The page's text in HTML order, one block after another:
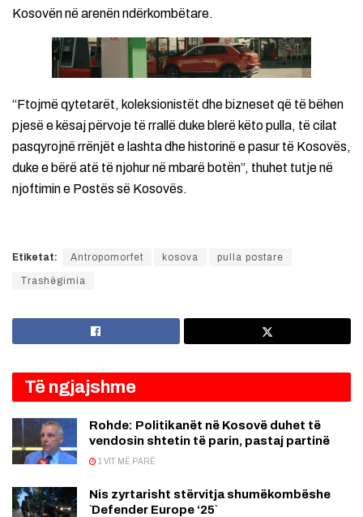
Kosovën në arenën ndërkombëtare.
“Ftojmë qytetarët, koleksionistët dhe bizneset që të bëhen
pjesë e kësaj përvoje të rrallë duke blerë këto pulla, të cilat
pasqyrojnë rrënjët e lashta dhe historinë e pasur të Kosovës,
duke e bërë atë të njohur në mbarë botën”, thuhet tutje në
njoftimin e Postës së Kosovës.
Etiketat: Antropomorfet kosova pulla postare
Trashëgimia
Të ngjajshme
Rohde: Politikanët në Kosovë duhet të
vendosin shtetin të parin, pastaj partinë
1 VIT MË PARË
Nis zyrtarisht stërvitja shumëkombëshe
`Defender Europe ‘25`